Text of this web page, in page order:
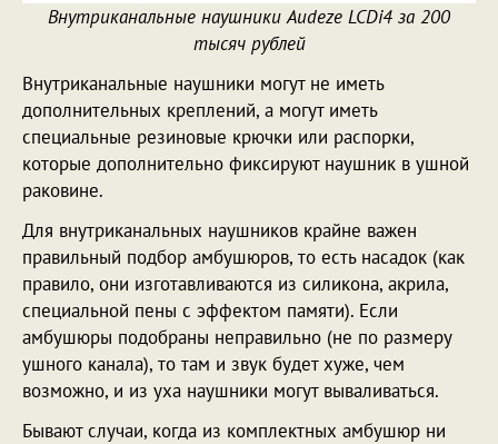
Внутриканальные наушники Audeze LCDi4 за 200
тысяч рублей
Внутриканальные наушники могут не иметь
дополнительных креплений, а могут иметь
специальные резиновые крючки или распорки,
которые дополнительно фиксируют наушник в ушной
раковине.
Для внутриканальных наушников крайне важен
правильный подбор амбушюров, то есть насадок (как
правило, они изготавливаются из силикона, акрила,
специальной пены с эффектом памяти). Если
амбушюры подобраны неправильно (не по размеру
ушного канала), то там и звук будет хуже, чем
возможно, и из уха наушники могут вываливаться.
Бывают случаи, когда из комплектных амбушюр ни